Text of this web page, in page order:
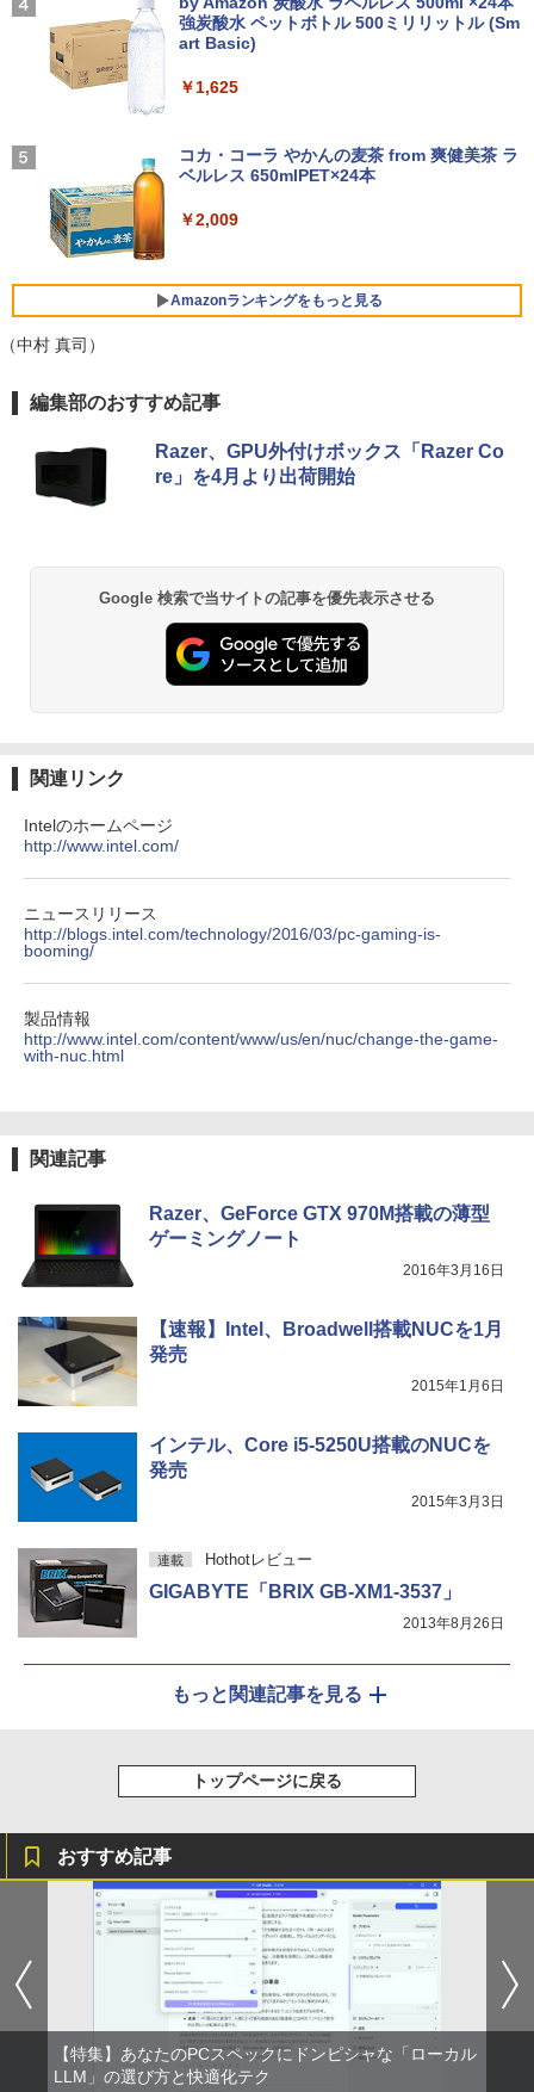
品 SSD:256GB/512GB/1TB/DVD/Wi-fi/1
5.6型/Office/HDMI/USB3.1/中古PC 中古
対応
【1500円OFFクーポン】【WEBカメラ
＆テンキー付き】ノートパソコン 15.6イ
DELL Latitude 3500 中古ノートパソコ
ン PC パソコン 中古ノートPC 中古PC 最
￥24,800
エントリーで最大10倍！充実機能ノート
カー15.6型 DVD内蔵 15.6インチ HDMI P
olaris Office搭載 最新MicrosoftOffice2
024可 Windows11 長期保証 中古PC
￥18,000
￥13,800
アイオーデータ｜I-O DATA 液晶ディスプ
年保証・無輝点保証)(ホワイト) LCD-C2
42SDW
￥25,977
Philips｜フィリップス 液晶ディスプレ
イ(23.8型/IPS/WQHD 2560×1440/75Hz/1
UNTER ハンター×ハンター (1-39巻 最新
刊) 全巻セット [入荷予約]
ふかふかダンジョン攻略記〜俺の異世界
転生冒険譚〜/ 20 【電子書籍】[ KAKER
軽量 ブルートゥースHi-Fi 最大36時間再生 ぶ
るーとゅーす コードレス ENCノイズキャン
付き 防水 タッチ式音量調整 スポーツ/通勤/通
￥2,599
Xiaomi シャオミ REDMI Buds 8 Lite ワイヤ
￥3,480
￥250
￥250
強炭酸水 ペットボトル 500ミリリットル (Sm
art Basic)
￥1,625
コカ・コーラ やかんの麦茶 from 爽健美茶 ラ
ベルレス 650mlPET×24本
￥2,009
Amazonランキングをもっと見る
薬屋のひとりごと 17巻 (デジタル版ビッグガ
ンガンコミックス)
￥770
エース)
クスDIGITAL)
（中村 真司）
編集部のおすすめ記事
Razer、GPU外付けボックス「Razer Co
re」を4月より出荷開始
Google 検索で当サイトの記事を優先表示させる
関連リンク
Intelのホームページ
http://www.intel.com/
ニュースリリース
http://blogs.intel.com/technology/2016/03/pc-gaming-is-
booming/
製品情報
http://www.intel.com/content/www/us/en/nuc/change-the-game-
with-nuc.html
関連記事
Razer、GeForce GTX 970M搭載の薄型
ゲーミングノート
2016年3月16日
【速報】Intel、Broadwell搭載NUCを1月
発売
2015年1月6日
インテル、Core i5-5250U搭載のNUCを
発売
2015年3月3日
連載 Hothotレビュー
GIGABYTE「BRIX GB-XM1-3537」
2013年8月26日
もっと関連記事を見る
トップページに戻る
おすすめ記事
【特集】あなたのPCスペックにドンピシャな「ローカル
LLM」の選び方と快適化テク